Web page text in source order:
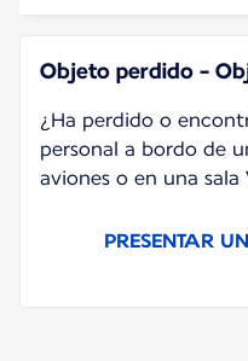
Objeto perdido -
¿Ha perdido o
personal a bordo de
aviones o en una sala
PRESENTAR